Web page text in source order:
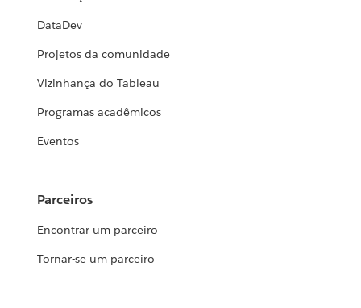
DataDev
Projetos da comunidade
Vizinhança do Tableau
Programas acadêmicos
Eventos
Parceiros
Encontrar um parceiro
Tornar-se um parceiro